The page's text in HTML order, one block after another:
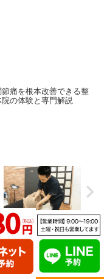
痛を根本改善できる整
の体験と専門解説